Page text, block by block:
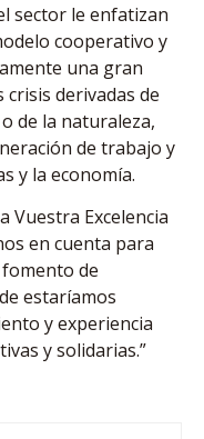
sector le enfatizan
cooperativo y
una gran
derivadas de
de la naturaleza,
de trabajo y
y la economía.
Vuestra Excelencia
en cuenta para
de
estaríamos
y experiencia
y solidarias.”